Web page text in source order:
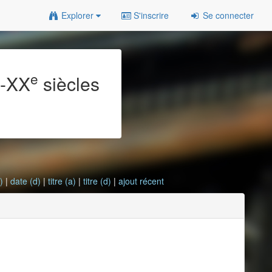
Explorer S'inscrire Se connecter
-XXe siècles
|date (d)|titre (a) |titre (d) |ajout récent